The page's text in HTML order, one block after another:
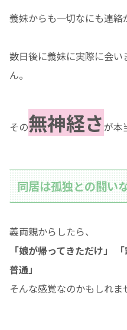
義妹からも一切なにも連絡
数日後に義妹に実際に会
ん。
その無神経さが本
同居は孤独との闘い
義両親からしたら、
「娘が帰ってきただけ」
普通」
そんな感覚なのかもしれま